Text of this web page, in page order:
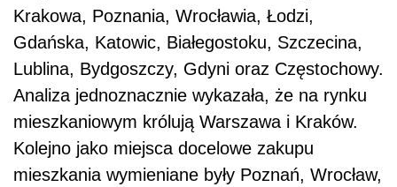
Krakowa, Poznania, Wrocławia, Łodzi,
Gdańska, Katowic, Białegostoku, Szczecina,
Lublina, Bydgoszczy, Gdyni oraz Częstochowy.
Analiza jednoznacznie wykazała, że na rynku
mieszkaniowym królują Warszawa i Kraków.
Kolejno jako miejsca docelowe zakupu
mieszkania wymieniane były Poznań, Wrocław,